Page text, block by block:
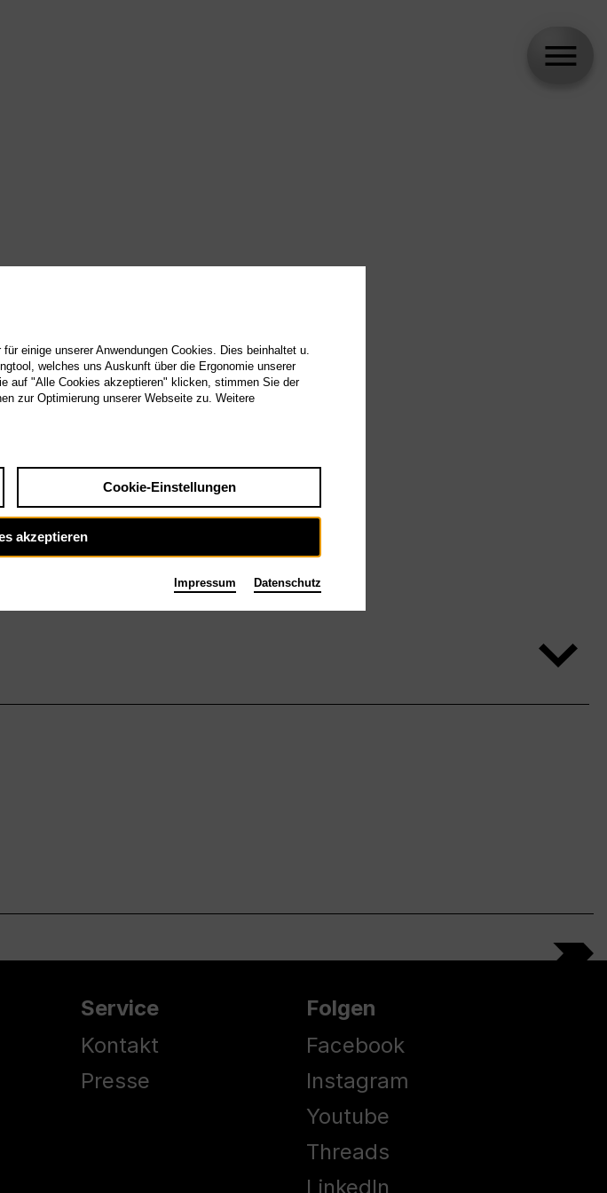
Service
Kontakt
Presse
Folgen
Facebook
Instagram
Youtube
Threads
LinkedIn
einige unserer Anwendungen Cookies. Dies beinhaltet u.
welches uns Auskunft über die Ergonomie unserer
auf "Alle Cookies akzeptieren" klicken, stimmen Sie der
zur Optimierung unserer Webseite zu. Weitere
Cookie-Einstellungen
akzeptieren
Impressum Datenschutz